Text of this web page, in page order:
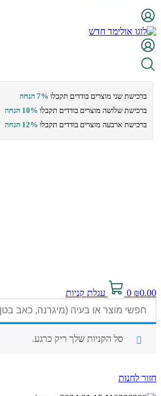
ברכישת שני מוצרים בודדים תקבלו 7% הנחה
ברכישת שלושה מוצרים בודדים תקבלו 10% הנחה
ברכישת ארבעה מוצרים בודדים תקבלו 12% הנחה
₪0.00
0 עגלת קניות
סל הקניות שלך ריק כרגע.
חזור לחנות